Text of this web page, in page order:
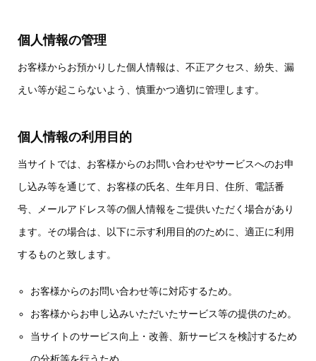
個人情報の管理
お客様からお預かりした個人情報は、不正アクセス、紛失、漏
えい等が起こらないよう、慎重かつ適切に管理します。
個人情報の利用目的
当サイトでは、お客様からのお問い合わせやサービスへのお申
し込み等を通じて、お客様の氏名、生年月日、住所、電話番
号、メールアドレス等の個人情報をご提供いただく場合があり
ます。その場合は、以下に示す利用目的のために、適正に利用
するものと致します。
お客様からのお問い合わせ等に対応するため。
お客様からお申し込みいただいたサービス等の提供のため。
当サイトのサービス向上・改善、新サービスを検討するため